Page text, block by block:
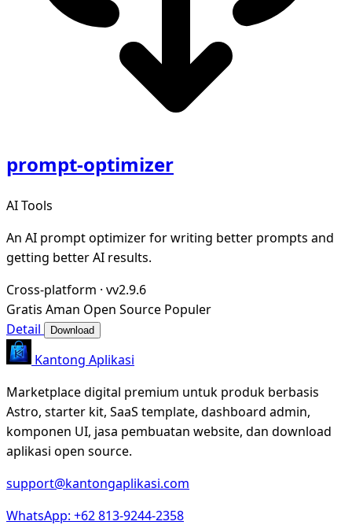
prompt-optimizer
AI Tools
An AI prompt optimizer for writing better prompts and
getting better AI results.
Cross-platform · vv2.9.6
Gratis Aman Open Source Populer
Detail
Download
Kantong Aplikasi
Marketplace digital premium untuk produk berbasis
Astro, starter kit, SaaS template, dashboard admin,
komponen UI, jasa pembuatan website, dan download
aplikasi open source.
support@kantongaplikasi.com
WhatsApp: +62 813-9244-2358